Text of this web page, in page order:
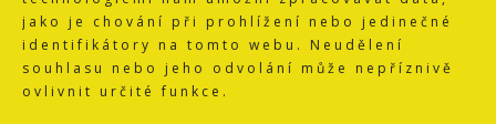
jako je chování při prohlížení nebo jedinečné
identifikátory na tomto webu. Neudělení
souhlasu nebo jeho odvolání může nepříznivě
ovlivnit určité funkce.